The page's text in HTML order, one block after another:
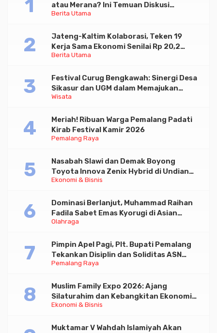
Berita Utama
atau Merana? Ini Temuan Diskusi
Paramadina
Berita Utama
Jateng-Kaltim Kolaborasi, Teken 19
Kerja Sama Ekonomi Senilai Rp 20,2
Triliun
Wisata
Festival Curug Bengkawah: Sinergi Desa
Sikasur dan UGM dalam Memajukan
Wisata serta UMKM Lokal
Pemalang Raya
Meriah! Ribuan Warga Pemalang Padati
Kirab Festival Kamir 2026
Ekonomi & Bisnis
Nasabah Slawi dan Demak Boyong
Toyota Innova Zenix Hybrid di Undian
Tabungan Bima Bank Jateng
Olahraga
Dominasi Berlanjut, Muhammad Raihan
Fadila Sabet Emas Kyorugi di Asian
Taekwondo Indonesia Open 2026
Pemalang Raya
Pimpin Apel Pagi, Plt. Bupati Pemalang
Tekankan Disiplin dan Soliditas ASN
untuk Pelayanan Publik
Ekonomi & Bisnis
Muslim Family Expo 2026: Ajang
Silaturahim dan Kebangkitan Ekonomi
Halal di Jakarta
Muktamar V Wahdah Islamiyah Akan